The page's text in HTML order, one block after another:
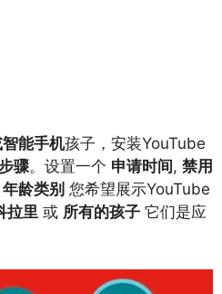
能手机孩子，安装YouTube
骤。设置一个 申请时间, 禁用
年龄类别 您希望展示YouTube
拉里 或 所有的孩子 它们是应